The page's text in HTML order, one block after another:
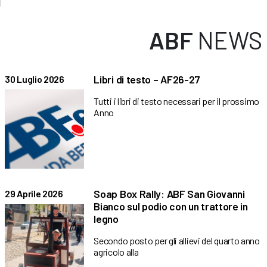
ABF NEWS
30 Luglio 2026 Libri di testo – AF26-27
Tutti i libri di testo necessari per il prossimo
Anno
29 Aprile 2026
Soap Box Rally: ABF San Giovanni
Bianco sul podio con un trattore in
legno
Secondo posto per gli allievi del quarto anno
agricolo alla